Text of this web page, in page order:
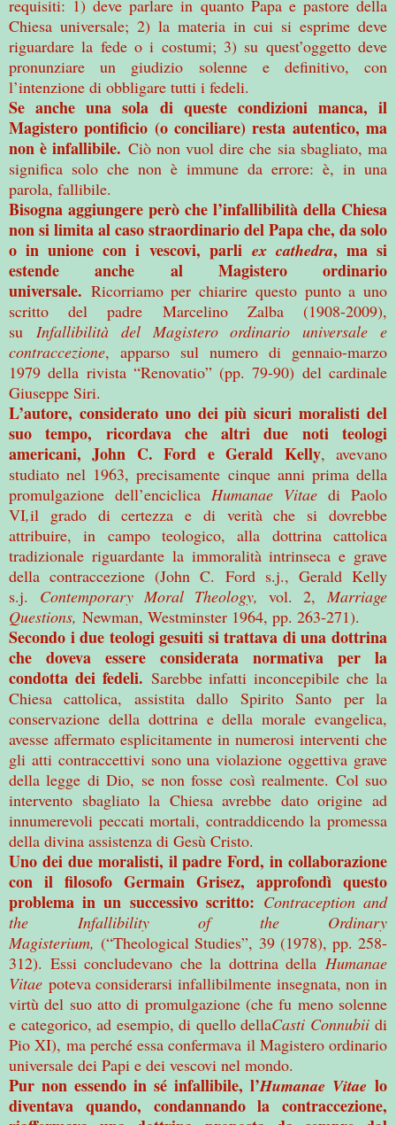
requisiti: 1) deve parlare in quanto Papa e pastore della
Chiesa universale; 2) la materia in cui si esprime deve
riguardare la fede o i costumi; 3) su quest’oggetto deve
pronunziare un giudizio solenne e definitivo, con
l’intenzione di obbligare tutti i fedeli.
Se anche una sola di queste condizioni manca, il
Magistero pontificio (o conciliare) resta autentico, ma
non è infallibile. Ciò non vuol dire che sia sbagliato, ma
significa solo che non è immune da errore: è, in una
parola, fallibile.
Bisogna aggiungere però che l’infallibilità della Chiesa
non si limita al caso straordinario del Papa che, da solo
o in unione con i vescovi, parli ex cathedra, ma si
estende anche al Magistero ordinario
universale. Ricorriamo per chiarire questo punto a uno
scritto del padre Marcelino Zalba (1908-2009),
su
Infallibilità del Magistero ordinario universale e
contraccezione, apparso sul numero di gennaio-marzo
1979 della rivista “Renovatio” (pp. 79-90) del cardinale
Giuseppe Siri.
L’autore, considerato uno dei più sicuri moralisti del
suo tempo, ricordava che altri due noti teologi
americani, John C. Ford e Gerald Kelly, avevano
studiato nel 1963, precisamente cinque anni prima della
promulgazione dell’enciclica Humanae Vitae di Paolo
VI,il grado di certezza e di verità che si dovrebbe
attribuire, in campo teologico, alla dottrina cattolica
tradizionale riguardante la immoralità intrinseca e grave
della contraccezione (John C. Ford s.j., Gerald Kelly
s.j.
Contemporary Moral Theology, vol. 2, Marriage
Questions, Newman, Westminster 1964, pp. 263-271).
Secondo i due teologi gesuiti si trattava di una dottrina
che doveva essere considerata normativa per la
condotta dei fedeli. Sarebbe infatti inconcepibile che la
Chiesa cattolica, assistita dallo Spirito Santo per la
conservazione della dottrina e della morale evangelica,
avesse affermato esplicitamente in numerosi interventi che
gli atti contraccettivi sono una violazione oggettiva grave
della legge di Dio, se non fosse così realmente. Col suo
intervento sbagliato la Chiesa avrebbe dato origine ad
innumerevoli peccati mortali, contraddicendo la promessa
della divina assistenza di Gesù Cristo.
Uno dei due moralisti, il padre Ford, in collaborazione
con il filosofo Germain Grisez, approfondì questo
problema in un successivo scritto: Contraception and
the Infallibility of the Ordinary
Magisterium, (“Theological Studies”, 39 (1978), pp. 258-
312). Essi concludevano che la dottrina della Humanae
Vitae poteva considerarsi infallibilmente insegnata, non in
virtù del suo atto di promulgazione (che fu meno solenne
e categorico, ad esempio, di quello dellaCasti Connubii di
Pio XI), ma perché essa confermava il Magistero ordinario
universale dei Papi e dei vescovi nel mondo.
Pur non essendo in sé infallibile, l’Humanae Vitae lo
diventava quando, condannando la contraccezione,